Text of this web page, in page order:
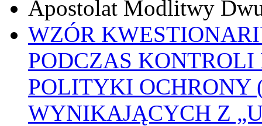
Apostolat Modlitwy
WZÓR
PODCZAS
POLITYKI OCHRONY
WYNIKAJĄCYCH Z